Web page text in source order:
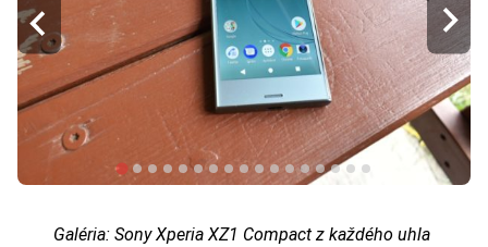
Galéria: Sony Xperia XZ1 Compact z každého uhla